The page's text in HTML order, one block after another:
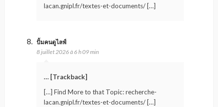
lacan.gnipl.fr/textes-et-documents/ […]
ปั้มคนดูไลฟ์
8 juillet 2026 à 6 h 09 min
… [Trackback]
[…] Find More to that Topic: recherche-
lacan.gnipl.fr/textes-et-documents/ […]